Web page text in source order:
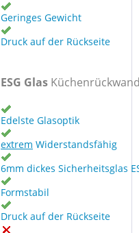
Geringes Gewicht
Druck auf der Rückseite
ESG Glas
Edelste Glasoptik
extrem Widerstandsfähig
6mm dickes Sicherheitsglas
Formstabil
Druck auf der Rückseite